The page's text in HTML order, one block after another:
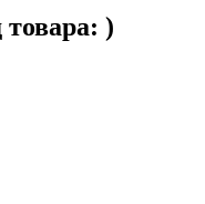
товара: )